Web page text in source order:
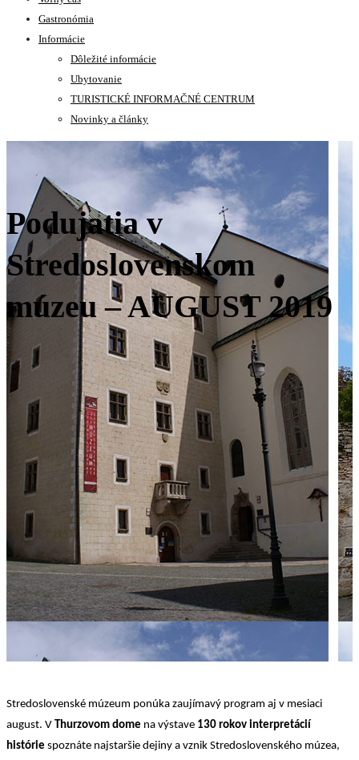
Gastronómia
Informácie
Dôležité informácie
Ubytovanie
TURISTICKÉ INFORMAČNÉ CENTRUM
Novinky a články
Podujatia v
Stredoslovenskom
múzeu – AUGUST 2019
Stredoslovenské múzeum ponúka zaujímavý program aj v mesiaci
august. V Thurzovom dome na výstave 130 rokov interpretácií
histórie spoznáte najstaršie dejiny a vznik Stredoslovenského múzea,